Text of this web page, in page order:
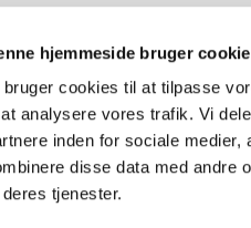
hjemmeside bruger
bruger cookies til at tilpasse
analysere vores trafik. Vi
inden for sociale
disse data med andre
tjenester.